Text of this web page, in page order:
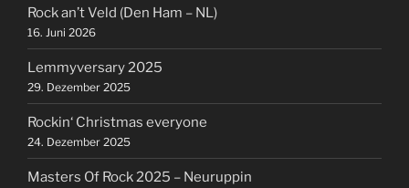
Rock an’t Veld (Den Ham – NL)
16. Juni 2026
Lemmyversary 2025
29. Dezember 2025
Rockin‘ Christmas everyone
24. Dezember 2025
Masters Of Rock 2025 – Neuruppin